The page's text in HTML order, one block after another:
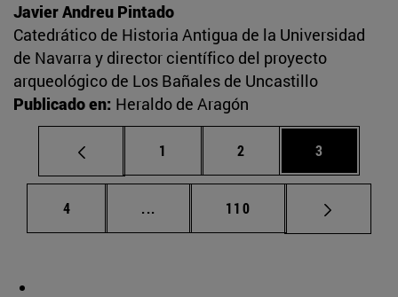
Javier Andreu Pintado
Catedrático de Historia Antigua de la Universidad
de Navarra y director científico del proyecto
arqueológico de Los Bañales de Uncastillo
Publicado en: Heraldo de Aragón
Página
1 Página
2 Página
3
Página
4 ... Páginas intermedias Use TAB para
Página
110